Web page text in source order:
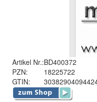
Artikel Nr.:BD400372
PZN:
18225722
GTIN: